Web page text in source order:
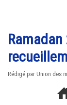
Rédigé par Union des